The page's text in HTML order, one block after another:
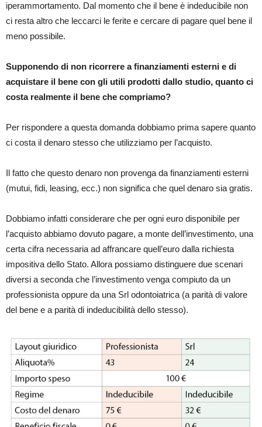
iperammortamento. Dal momento che il bene è indeducibile non
ci resta altro che leccarci le ferite e cercare di pagare quel bene il
meno possibile.
Supponendo di non ricorrere a finanziamenti esterni e di
acquistare il bene con gli utili prodotti dallo studio, quanto ci
costa realmente il bene che compriamo?
Per rispondere a questa domanda dobbiamo prima sapere quanto
ci costa il denaro stesso che utilizziamo per l’acquisto.
Il fatto che questo denaro non provenga da finanziamenti esterni
(mutui, fidi, leasing, ecc.) non significa che quel denaro sia gratis.
Dobbiamo infatti considerare che per ogni euro disponibile per
l’acquisto abbiamo dovuto pagare, a monte dell’investimento, una
certa cifra necessaria ad affrancare quell’euro dalla richiesta
impositiva dello Stato. Allora possiamo distinguere due scenari
diversi a seconda che l’investimento venga compiuto da un
professionista oppure da una Srl odontoiatrica (a parità di valore
del bene e a parità di indeducibilità dello stesso).